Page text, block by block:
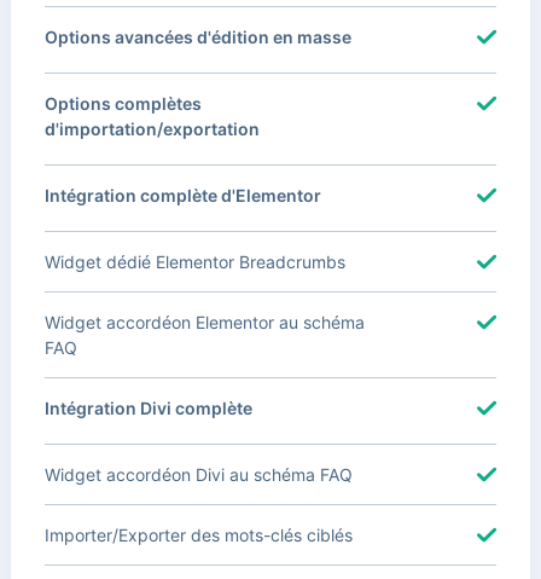
Options avancées d'édition en masse
Options complètes
d'importation/exportation
Intégration complète d'Elementor
Widget dédié Elementor Breadcrumbs
Widget accordéon Elementor au schéma
FAQ
Intégration Divi complète
Widget accordéon Divi au schéma FAQ
Importer/Exporter des mots-clés ciblés